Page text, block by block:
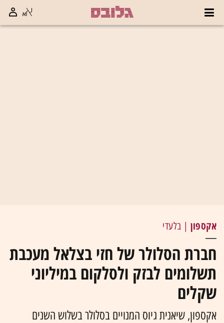
אקספון | בלעדי
חברת הסלולר של חזי בצלאל מעכבת
תשלומים לבזק ולסלקום במיליוני
שקלים
אקספון, שיאנית גיוס המנויים בסלולר בשלוש השנים